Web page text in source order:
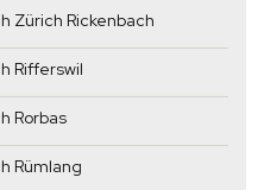
Zürich Rickenbach
Rifferswil
Rorbas
Rümlang